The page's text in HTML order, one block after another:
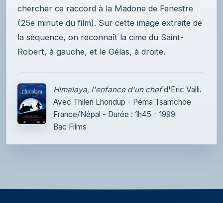
chercher ce raccord à la Madone de Fenestre
(25e minute du film). Sur cette image extraite de
la séquence, on reconnaît la cime du Saint-
Robert, à gauche, et le Gélas, à droite.
Himalaya, l'enfance d'un chefd'Eric Valli.
Avec Thilen Lhondup - Péma Tsamchoe
France/Népal - Durée : 1h45 - 1999
Bac Films